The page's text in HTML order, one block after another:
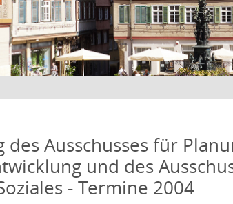
Ausschusses für
und des
- Termine 2004